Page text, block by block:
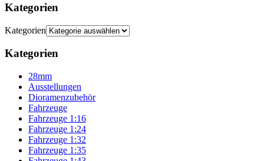
Kategorien
Kategorien
Kategorien
28mm
Ausstellungen
Dioramenzubehör
Fahrzeuge
Fahrzeuge 1:16
Fahrzeuge 1:24
Fahrzeuge 1:32
Fahrzeuge 1:35